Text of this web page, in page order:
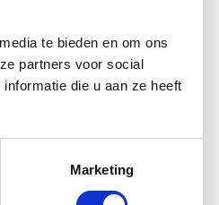
te bieden en om ons
partners voor social
die u aan ze heeft
Marketing